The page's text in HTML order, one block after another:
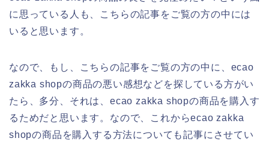
に思っている人も、こちらの記事をご覧の方の中には
いると思います。
なので、もし、こちらの記事をご覧の方の中に、ecao
zakka shopの商品の悪い感想などを探している方がい
たら、多分、それは、ecao zakka shopの商品を購入す
るためだと思います。なので、これからecao zakka
shopの商品を購入する方法についても記事にさせてい